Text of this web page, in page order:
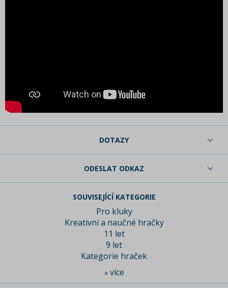
DOTAZY
ODESLAT ODKAZ
SOUVISEJÍCÍ KATEGORIE
Pro kluky
Kreativní a naučné hračky
11 let
9 let
Kategorie hraček
» více